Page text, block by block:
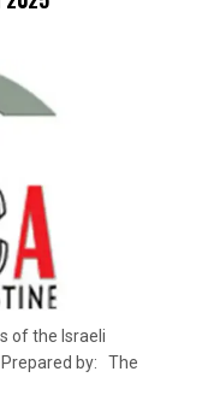
of the Israeli
by: The